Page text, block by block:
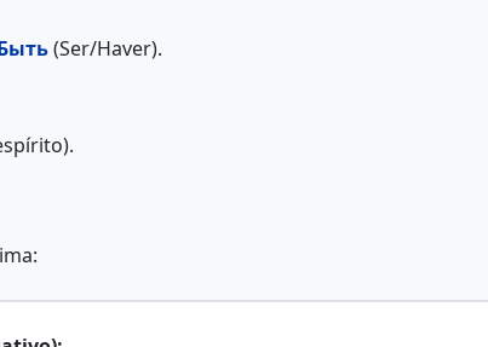
(Ser/Haver).